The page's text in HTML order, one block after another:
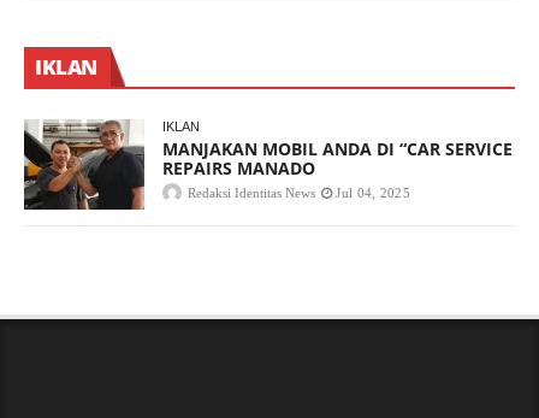
IKLAN
IKLAN
MANJAKAN MOBIL ANDA DI “CAR SERVICE
REPAIRS MANADO
Redaksi Identitas News Jul 04, 2025